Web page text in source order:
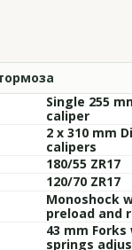
Single 255
caliper
2 x 310 mm
calipers
180/55 ZR17
120/70 ZR17
Monoshock
preload and
43 mm
springs